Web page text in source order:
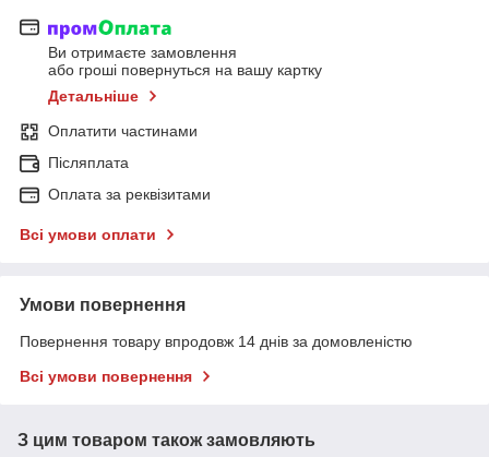
Ви отримаєте замовлення
або гроші повернуться на вашу картку
Детальніше
Оплатити частинами
Післяплата
Оплата за реквізитами
Всі умови оплати
Умови повернення
Повернення товару впродовж 14 днів за домовленістю
Всі умови повернення
З цим товаром також замовляють